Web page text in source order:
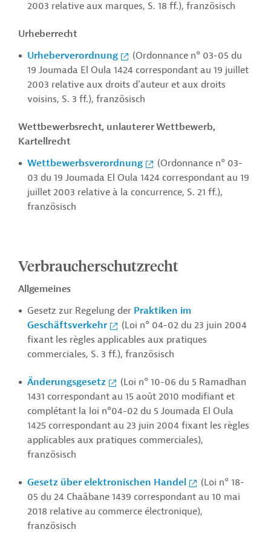
2003 relative aux marques, S. 18 ff.), französisch
Urheberrecht
Urheberverordnung
(Ordonnance n° 03-05 du
19 Joumada El Oula 1424 correspondant au 19 juillet
2003 relative aux droits d'auteur et aux droits
voisins, S. 3 ff.), französisch
Wettbewerbsrecht, unlauterer Wettbewerb,
Kartellrecht
Wettbewerbsverordnung
(Ordonnance n° 03-
03 du 19 Joumada El Oula 1424 correspondant au 19
juillet 2003 relative à la concurrence, S. 21 ff.),
französisch
Verbraucherschutzrecht
Allgemeines
Gesetz zur Regelung der Praktiken im
Geschäftsverkehr
(Loi n° 04-02 du 23 juin 2004
fixant les règles applicables aux pratiques
commerciales, S. 3 ff.), französisch
Änderungsgesetz
(Loi n° 10-06 du 5 Ramadhan
1431 correspondant au 15 août 2010 modifiant et
complétant la loi n°04-02 du 5 Joumada El Oula
1425 correspondant au 23 juin 2004 fixant les règles
applicables aux pratiques commerciales),
französisch
Gesetz über elektronischen Handel
(Loi n° 18-
05 du 24 Chaâbane 1439 correspondant au 10 mai
2018 relative au commerce électronique),
französisch